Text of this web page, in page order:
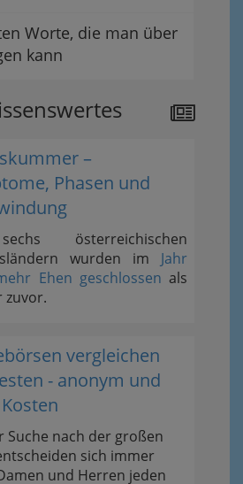
Worte, die man über
kann
–
Phasen und
österreichischen
wurden im Jahr
Ehen geschlossen als
zuvor.
vergleichen
- anonym und
Suche nach der großen
sich immer
und Herren jeden